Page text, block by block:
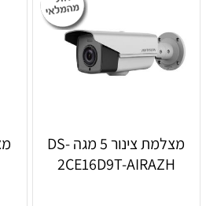
מצלמת צינור 5 מגה DS-
2CE16D9T-AIRAZH